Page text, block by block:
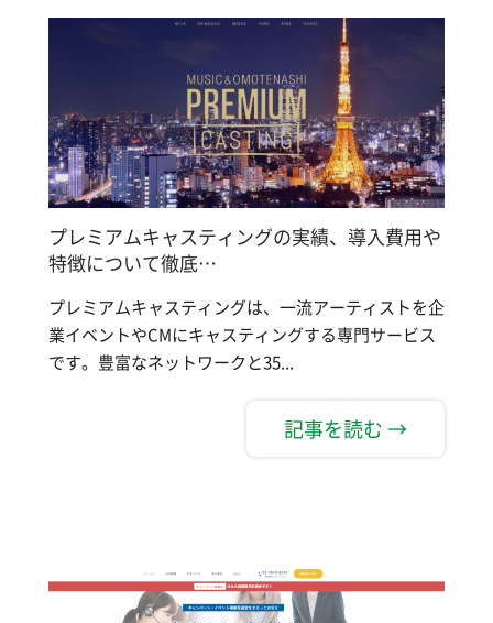
プレミアムキャスティングの実績、導入費用や
特徴について徹底…
プレミアムキャスティングは、一流アーティストを企
業イベントやCMにキャスティングする専門サービス
です。豊富なネットワークと35...
記事を読む →